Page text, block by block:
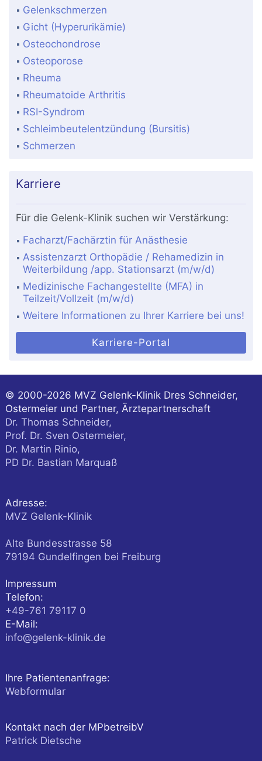
Gelenkschmerzen
Gicht (Hyperurikämie)
Osteochondrose
Osteoporose
Rheuma
Rheumatoide Arthritis
RSI-Syndrom
Schleimbeutelentzündung (Bursitis)
Schmerzen
Karriere
Für die Gelenk-Klinik suchen wir Verstärkung:
Facharzt/Fachärztin für Anästhesie
Assistenzarzt Orthopädie / Rehamedizin in
Weiterbildung /app. Stationsarzt (m/w/d)
Medizinische Fachangestellte (MFA) in
Teilzeit/Vollzeit (m/w/d)
Weitere Informationen zu Ihrer Karriere bei uns!
Karriere-Portal
© 2000-2026 MVZ Gelenk-Klinik Dres Schneider,
Ostermeier und Partner, Ärztepartnerschaft
Dr. Thomas Schneider,
Prof. Dr. Sven Ostermeier,
Dr. Martin Rinio,
PD Dr. Bastian Marquaß
Adresse:
MVZ Gelenk-Klinik
Alte Bundesstrasse 58
79194 Gundelfingen bei Freiburg
Impressum
Telefon:
+49-761 79117 0
E-Mail:
info@gelenk-klinik.de
Ihre Patientenanfrage:
Webformular
Kontakt nach der MPbetreibV
Patrick Dietsche